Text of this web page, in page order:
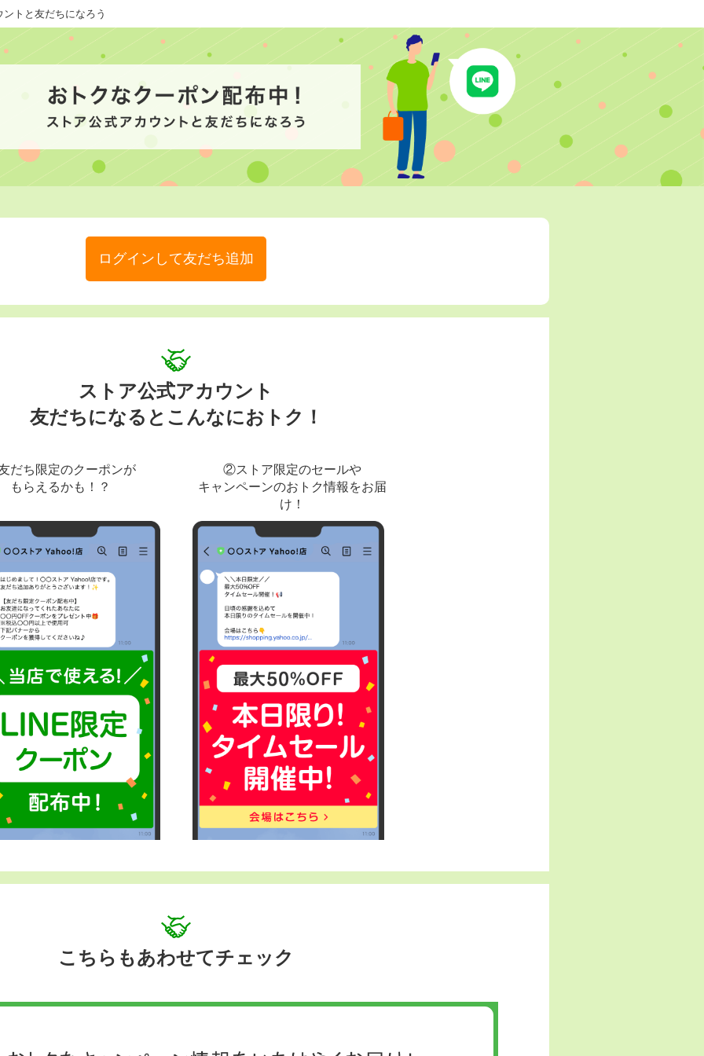
トと友だちになろう
ログインして友だち追加
ストア公式アカウント
友だちになるとこんなにおトク！
だち限定のクーポンが
もらえるかも！？
②ストア限定のセールや
キャンペーンのおトク情報をお届
け！
こちらもあわせてチェック